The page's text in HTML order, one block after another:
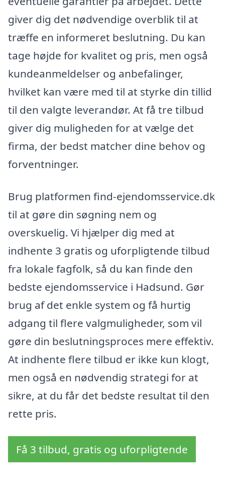
giver dig det nødvendige overblik til at
træffe en informeret beslutning. Du kan
tage højde for kvalitet og pris, men også
kundeanmeldelser og anbefalinger,
hvilket kan være med til at styrke din tillid
til den valgte leverandør. At få tre tilbud
giver dig muligheden for at vælge det
firma, der bedst matcher dine behov og
forventninger.
Brug platformen find-ejendomsservice.dk
til at gøre din søgning nem og
overskuelig. Vi hjælper dig med at
indhente 3 gratis og uforpligtende tilbud
fra lokale fagfolk, så du kan finde den
bedste ejendomsservice i Hadsund. Gør
brug af det enkle system og få hurtig
adgang til flere valgmuligheder, som vil
gøre din beslutningsproces mere effektiv.
At indhente flere tilbud er ikke kun klogt,
men også en nødvendig strategi for at
sikre, at du får det bedste resultat til den
rette pris.
Få 3 tilbud, gratis og uforpligtende